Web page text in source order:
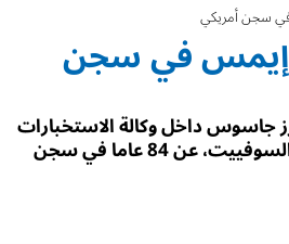
سجن أمريكي
إيمس في سجن
جاسوس داخل وكالة الاستخبارات
المركزية الأمريكية لصالح السوفييت، عن 84 عاما في سجن